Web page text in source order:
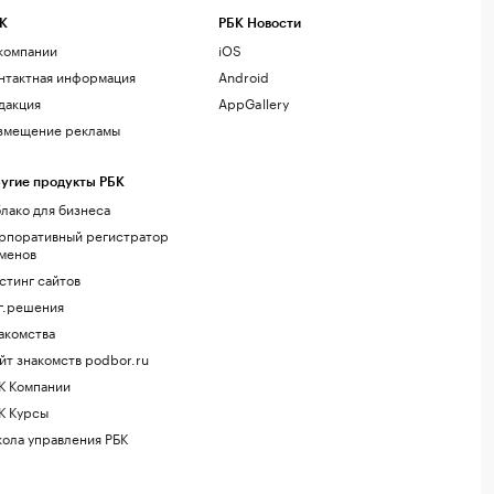
информация
рекламы
продукты РБК
для бизнеса
регистратор
сайтов
знакомств podbor.ru
Компании
Курсы
управления РБК
РБК Новости
iOS
Android
AppGallery